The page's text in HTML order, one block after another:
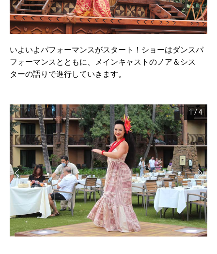
いよいよパフォーマンスがスタート！ショーはダンスパ
フォーマンスとともに、メインキャストのノア＆シス
ターの語りで進行していきます。
1/4